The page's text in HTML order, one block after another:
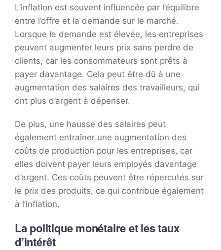
L’inflation est souvent influencée par l’équilibre
entre l’offre et la demande sur le marché.
Lorsque la demande est élevée, les entreprises
peuvent augmenter leurs prix sans perdre de
clients, car les consommateurs sont prêts à
payer davantage. Cela peut être dû à une
augmentation des salaires des travailleurs, qui
ont plus d’argent à dépenser.
De plus, une hausse des salaires peut
également entraîner une augmentation des
coûts de production pour les entreprises, car
elles doivent payer leurs employés davantage
d’argent. Ces coûts peuvent être répercutés sur
le prix des produits, ce qui contribue également
à l’inflation.
La politique monétaire et les taux
d’intérêt